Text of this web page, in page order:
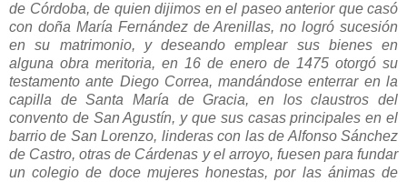
de Córdoba, de quien dijimos en el paseo anterior que casó
con doña María Fernández de Arenillas, no logró sucesión
en su matrimonio, y deseando emplear sus bienes en
alguna obra meritoria, en 16 de enero de 1475 otorgó su
testamento ante Diego Correa, mandándose enterrar en la
capilla de Santa María de Gracia, en los claustros del
convento de San Agustín, y que sus casas principales en el
barrio de San Lorenzo, linderas con las de Alfonso Sánchez
de Castro, otras de Cárdenas y el arroyo, fuesen para fundar
un colegio de doce mujeres honestas, por las ánimas de